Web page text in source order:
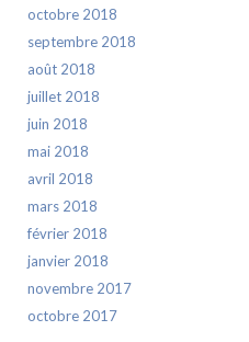
octobre 2018
septembre 2018
août 2018
juillet 2018
juin 2018
mai 2018
avril 2018
mars 2018
février 2018
janvier 2018
novembre 2017
octobre 2017